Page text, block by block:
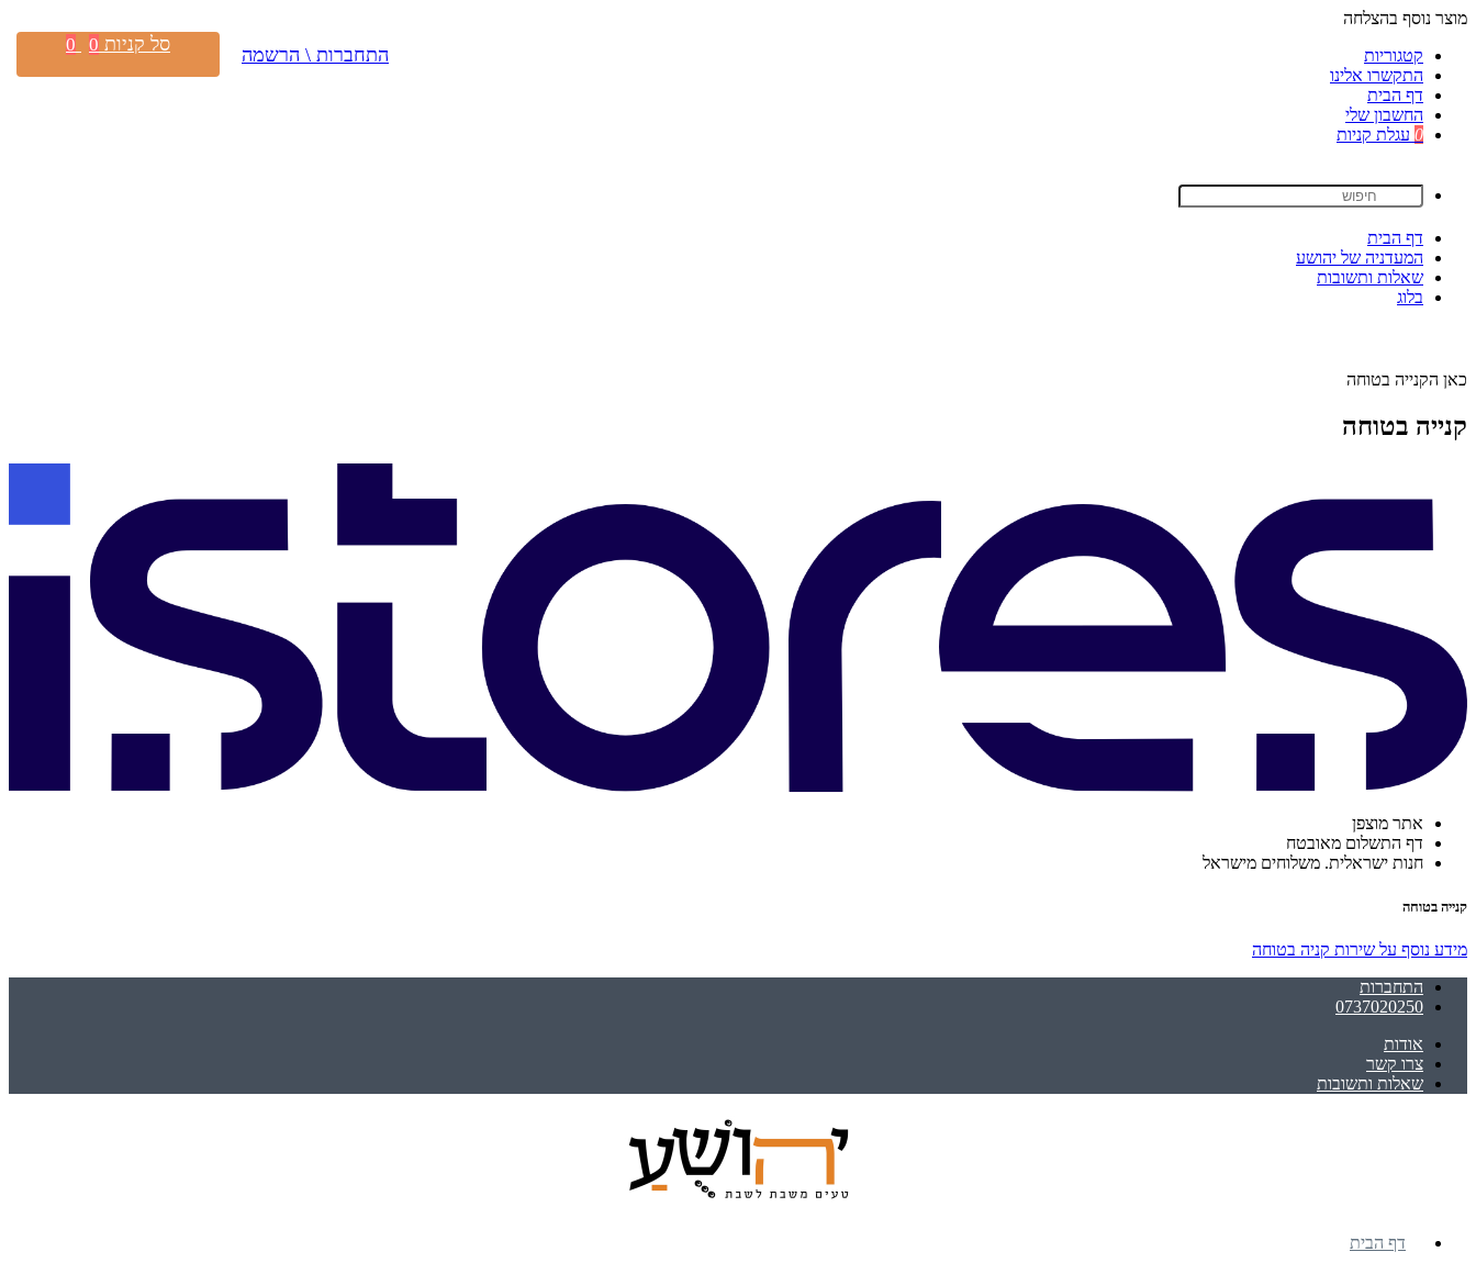
מוצר נוסף בהצלחה
קטגוריות
התקשרו אלינו
דף הבית
החשבון שלי
0 עגלת קניות
דף הבית
המעדניה של יהושע
שאלות ותשובות
בלוג
כאן הקנייה בטוחה
קנייה בטוחה
אתר מוצפן
דף התשלום מאובטח
חנות ישראלית. משלוחים מישראל
קנייה בטוחה
מידע נוסף על שירות קניה בטוחה
התחברות
0737020250
אודות
צרו קשר
שאלות ותשובות
התחברות \ הרשמה סל קניות 0
0
דף הבית